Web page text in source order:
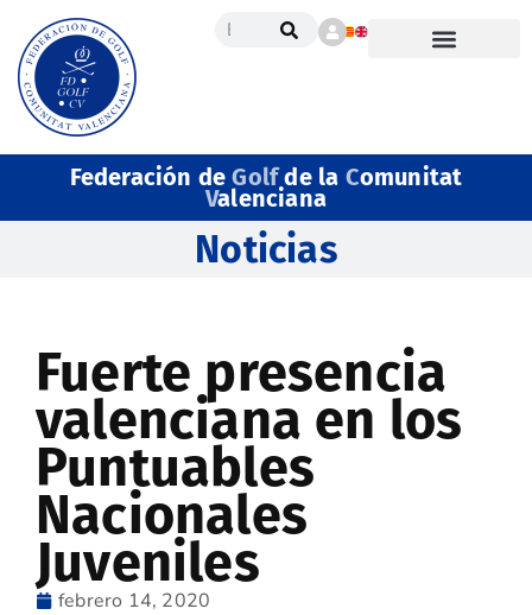
Federación deGolfde la Comunitat
Valenciana
Noticias
Fuerte presencia
valenciana en los
Puntuables
Nacionales
Juveniles
febrero 14, 2020